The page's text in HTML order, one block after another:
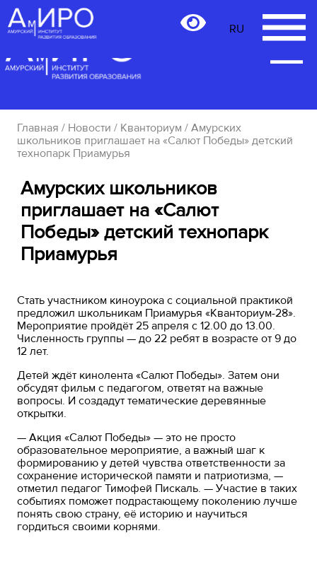
RU
Главная / Новости / Кванториум / Амурских
школьников приглашает на «Салют Победы» детский
технопарк Приамурья
Амурских школьников
приглашает на «Салют
Победы» детский технопарк
Приамурья
Стать участником киноурока с социальной практикой
предложил школьникам Приамурья «Кванториум-28».
Мероприятие пройдёт 25 апреля с 12.00 до 13.00.
Численность группы — до 22 ребят в возрасте от 9 до
12 лет.
Детей ждёт кинолента «Салют Победы». Затем они
обсудят фильм с педагогом, ответят на важные
вопросы. И создадут тематические деревянные
открытки.
— Акция «Салют Победы» — это не просто
образовательное мероприятие, а важный шаг к
формированию у детей чувства ответственности за
сохранение исторической памяти и патриотизма, —
отметил педагог Тимофей Пискаль. — Участие в таких
событиях поможет подрастающему поколению лучше
понять свою страну, её историю и научиться
гордиться своими корнями.